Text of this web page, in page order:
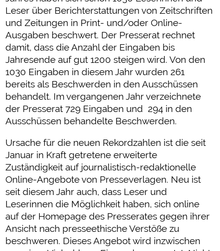
Leser über Berichterstattungen von Zeitschriften
und Zeitungen in Print- und/oder Online-
Ausgaben beschwert. Der Presserat rechnet
damit, dass die Anzahl der Eingaben bis
Jahresende auf gut 1200 steigen wird. Von den
1030 Eingaben in diesem Jahr wurden 261
bereits als Beschwerden in den Ausschüssen
behandelt. Im vergangenen Jahr verzeichnete
der Presserat 729 Eingaben und 294 in den
Ausschüssen behandelte Beschwerden.
Ursache für die neuen Rekordzahlen ist die seit
Januar in Kraft getretene erweiterte
Zuständigkeit auf journalistisch-redaktionelle
Online-Angebote von Presseverlagen. Neu ist
seit diesem Jahr auch, dass Leser und
Leserinnen die Möglichkeit haben, sich online
auf der Homepage des Presserates gegen ihrer
Ansicht nach presseethische Verstöße zu
beschweren. Dieses Angebot wird inzwischen